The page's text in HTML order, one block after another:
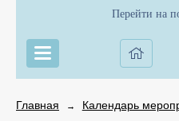
Перейти на
Главная → Календарь